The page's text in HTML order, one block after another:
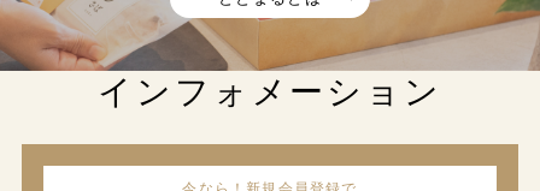
インフォメーション